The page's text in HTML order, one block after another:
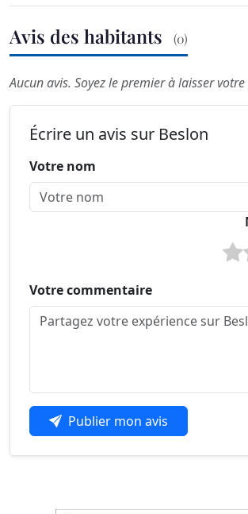
Avis des habitants (0)
Aucun avis. Soyez le premier à laisser
Écrire un avis sur Beslon
Votre nom
Votre commentaire
Publier mon avis